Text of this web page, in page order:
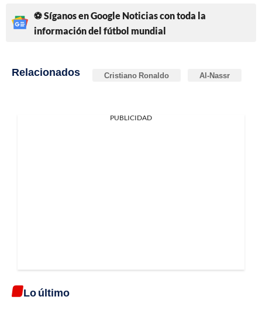
⚽ Síganos en Google Noticias con toda la
información del fútbol mundial
Relacionados Cristiano Ronaldo Al-Nassr
PUBLICIDAD
Lo último